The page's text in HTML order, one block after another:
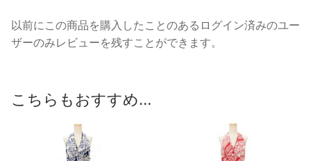
以前にこの商品を購入したことのあるログイン済みのユー
ザーのみレビューを残すことができます。
こちらもおすすめ…